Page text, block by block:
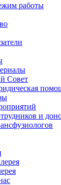
работы
Совет
и